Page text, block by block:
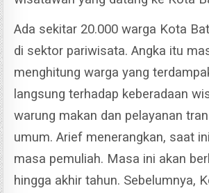
Ada sekitar 20.000 warga Kota
di sektor pariwisata. Angka itu
menghitung warga yang
langsung terhadap keberadaan
warung makan dan pelayanan
umum.Arief menerangkan, saat
masa pemuliah. Masa ini akan
hingga akhir tahun. Sebelumnya,